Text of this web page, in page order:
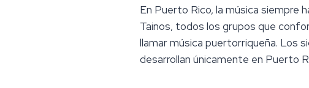
En Puerto Rico, la música siempre
Tainos, todos los grupos que
llamar música puertorriqueña. Los
desarrollan únicamente en Puerto